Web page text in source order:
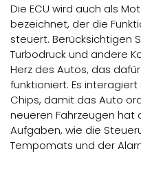
Die ECU wird auch als
bezeichnet, der die
steuert. Berücksichtigen
Turbodruck und andere
Herz des Autos, das
funktioniert. Es
Chips, damit das Auto
neueren Fahrzeugen
Aufgaben, wie die
Tempomats und der